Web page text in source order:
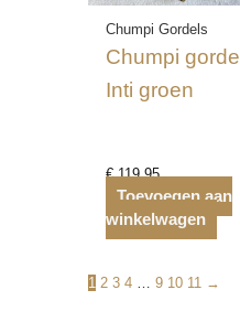
Chumpi Gordels
Chumpi gordel
Inti groen
€119,95
Toevoegen aan
winkelwagen
1 2 3 4 … 9 10 11 →